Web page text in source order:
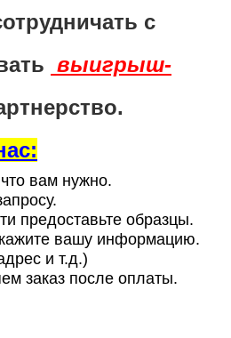
с
выигрыш-
вам нужно.
предоставьте образцы.
вашу информацию.
и т.д.)
заказ после оплаты.